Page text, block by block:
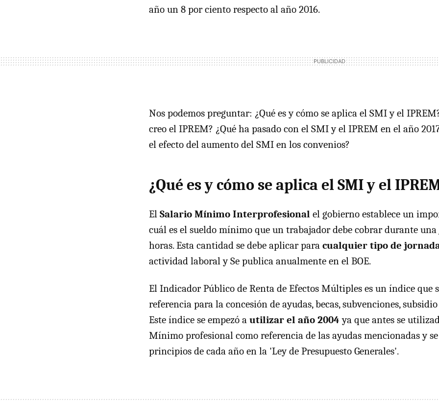
año un 8 por ciento respecto al año 2016.
Nos podemos preguntar: ¿Qué es y cómo se aplica el SMI y el
creo el IPREM? ¿Qué ha pasado con el SMI y el IPREM en el año
el efecto del aumento del SMI en los convenios?
¿Qué es y cómo se aplica el SMI y el
El Salario Mínimo Interprofesional el gobierno establece un
cuál es el sueldo mínimo que un trabajador debe cobrar durante
horas. Esta cantidad se debe aplicar para cualquier tipo de
actividad laboral y Se publica anualmente en el BOE.
El Indicador Público de Renta de Efectos Múltiples es un índice que
referencia para la concesión de ayudas, becas, subvenciones, subsidio
Este índice se empezó a utilizar el año 2004 ya que antes se
Mínimo profesional como referencia de las ayudas mencionadas y
principios de cada año en la 'Ley de Presupuesto Generales'.